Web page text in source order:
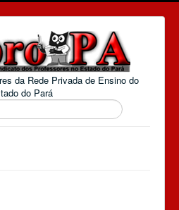
da Rede Privada de Ensino do
do Pará